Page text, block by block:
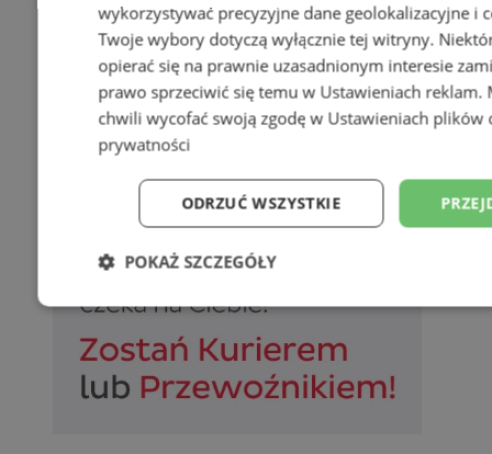
wykorzystywać precyzyjne dane geolokalizacyjne i
Twoje wybory dotyczą wyłącznie tej witryny.
opierać się na prawnie uzasadnionym interesie
prawo sprzeciwić się temu w Ustawieniach reklam.
chwili wycofać swoją zgodę w Ustawieniach plików
prywatności
ODRZUĆ WSZYSTKIE
POKAŻ SZCZEGÓŁY
Niezbędne Wydajność
Niesklasyfikowane